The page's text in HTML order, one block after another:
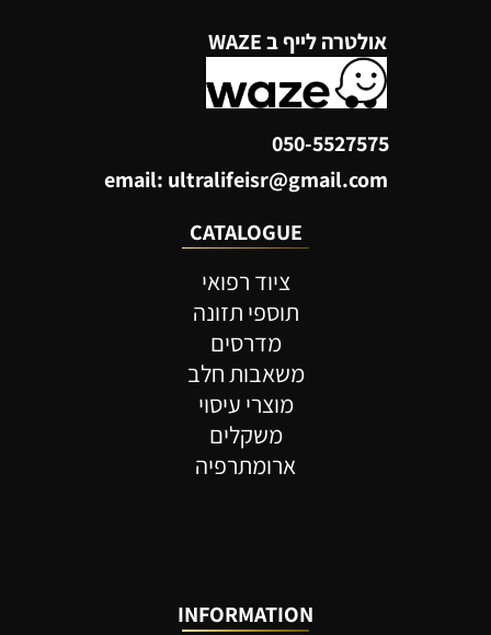
אולטרה לייף ב WAZE
050-5527575
email: ultralifeisr@gmail.com
CATALOGUE
ציוד רפואי
תוספי תזונה
מדרסים
משאבות חלב
מוצרי עיסוי
משקלים
ארומתרפיה
INFORMATION